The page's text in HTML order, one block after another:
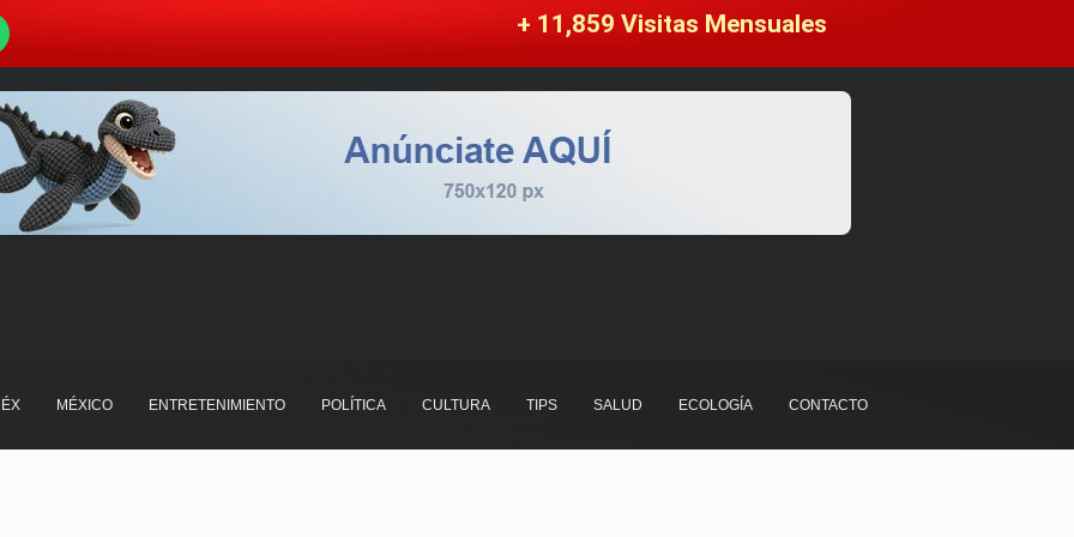
+ 11,859 Visitas Mensuales
MÉXICO ENTRETENIMIENTO POLÍTICA CULTURA TIPS SALUD ECOLOGÍA CONTACTO